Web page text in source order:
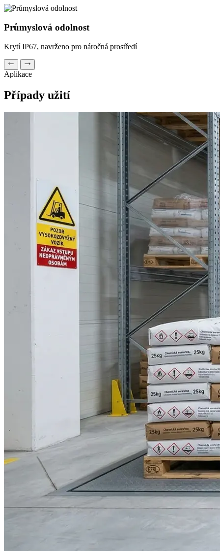
Průmyslová odolnost
Krytí IP67, navrženo pro náročná prostředí
Aplikace
Případy užití